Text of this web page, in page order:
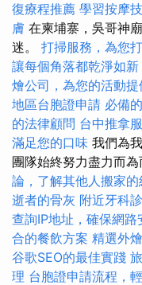
復療程推薦 學習按摩
膚 在柬埔寨，吳哥神
迷。 打掃服務，為您
讓每個角落都乾淨如新
燴公司，為您的活動
地區台胞證申請 必備
的法律顧問 台中推拿
滿足您的口味 我們為
團隊始終努力盡力而為
論，了解其他人搬家的
逝者的骨灰 附近牙科
查詢IP地址，確保網路
合的餐飲方案 精選外
谷歌SEO的最佳實踐
理 台胞證申請流程，